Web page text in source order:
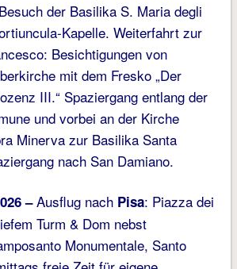
der Basilika S. Maria degli
Kapelle. Weiterfahrt zur
Besichtigungen von
mit dem Fresko „Der
III.“ Spaziergang entlang der
und vorbei an der Kirche
Minerva zur Basilika Santa
nach San Damiano.
–Ausflug nach Pisa: Piazza dei
Turm & Dom nebst
Monumentale, Santo